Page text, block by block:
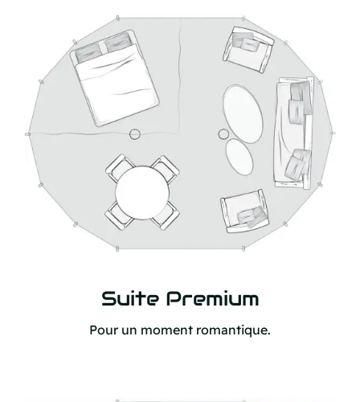
Suite Premium
Pour un moment romantique.